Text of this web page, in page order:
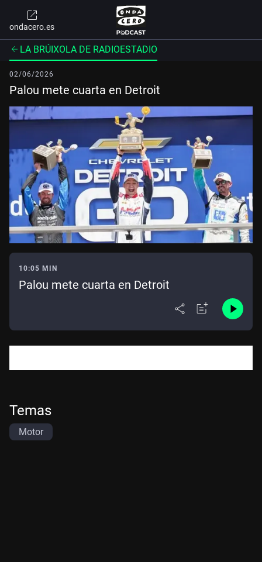
ondacero.es
LA BRÚIXOLA DE RADIOESTADIO
02/06/2026
Palou mete cuarta en Detroit
10:05 MIN
Palou mete cuarta en Detroit
Temas
Motor